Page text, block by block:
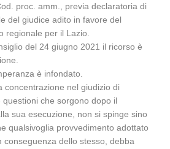
proc. amm., previa declaratoria di
del giudice adito in favore del
regionale per il Lazio.
del 24 giugno 2021 il ricorso è
è infondato.
concentrazione nel giudizio di
che sorgono dopo il
sua esecuzione, non si spinge sino
qualsivoglia provvedimento adottato
conseguenza dello stesso, debba